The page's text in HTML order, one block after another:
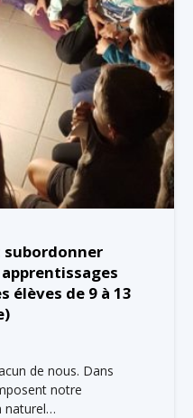
subordonner
élèves de 9 à 13
de nous. Dans
notre
naturel…